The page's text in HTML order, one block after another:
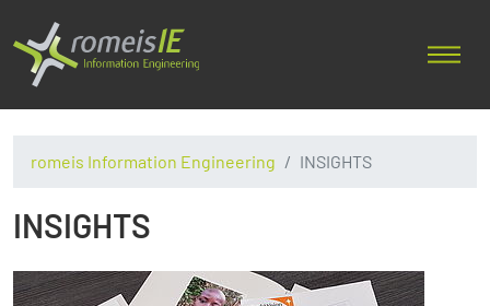
romeis Information Engineering INSIGHTS
INSIGHTS